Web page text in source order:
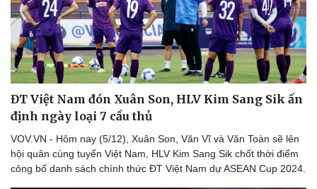
ĐT Việt Nam đón Xuân Son, HLV Kim Sang Sik ấn
định ngày loại 7 cầu thủ
VOV.VN - Hôm nay (5/12), Xuân Son, Văn Vĩ và Văn Toàn sẽ lên
hội quân cùng tuyển Việt Nam, HLV Kim Sang Sik chốt thời điểm
công bố danh sách chính thức ĐT Việt Nam dự ASEAN Cup 2024.